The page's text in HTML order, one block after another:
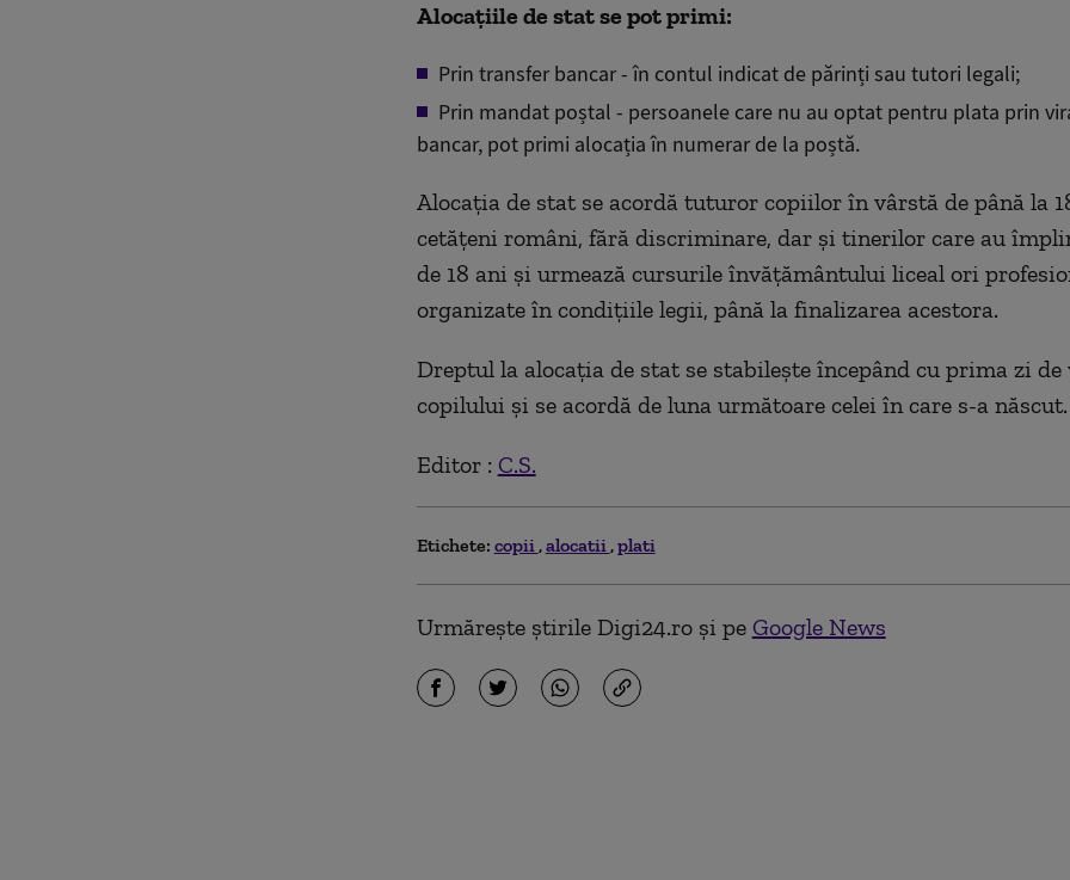
Alocațiile de stat se pot primi:
Prin transfer bancar - în contul indicat de părinți sau tutori legali;
Prin mandat poștal - persoanele care nu au optat pentru plata prin
bancar, pot primi alocația în numerar de la poștă.
Alocația de stat se acordă tuturor copiilor în vârstă de până la
cetățeni români, fără discriminare, dar și tinerilor care au
de 18 ani și urmează cursurile învățământului liceal ori
organizate în condițiile legii, până la finalizarea acestora.
Dreptul la alocația de stat se stabilește începând cu prima zi de
copilului și se acordă de luna următoare celei în care s-a născut.
Editor : C.S.
Etichete: copii alocatii plati
Urmărește știrile Digi24.ro și pe Google News